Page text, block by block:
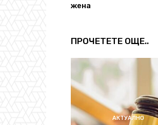
жена
ПРОЧЕТЕТЕ ОЩЕ..
АКТУАЛНО